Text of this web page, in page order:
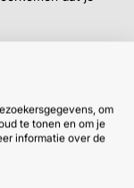
om
te tonen en om je
informatie over de